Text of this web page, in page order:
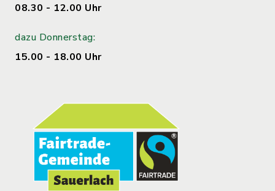
08.30 - 12.00 Uhr
dazu Donnerstag:
15.00 - 18.00 Uhr